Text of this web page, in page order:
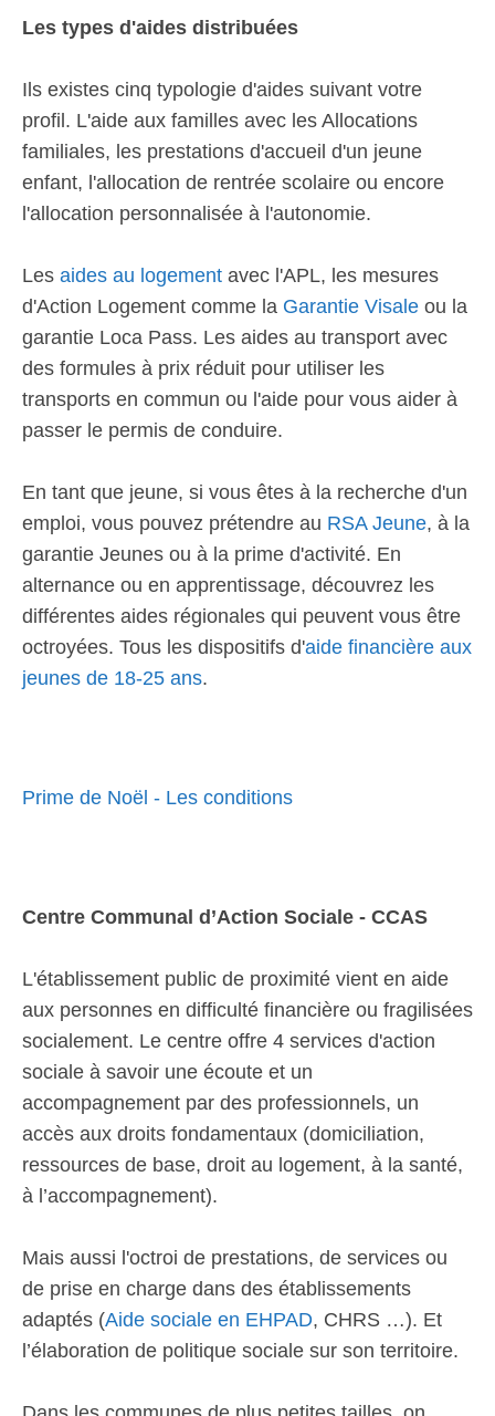
Les types d'aides distribuées
Ils existes cinq typologie d'aides suivant votre
profil. L'aide aux familles avec les Allocations
familiales, les prestations d'accueil d'un jeune
enfant, l'allocation de rentrée scolaire ou encore
l'allocation personnalisée à l'autonomie.
Les aides au logement avec l'APL, les mesures
d'Action Logement comme la Garantie Visale ou la
garantie Loca Pass. Les aides au transport avec
des formules à prix réduit pour utiliser les
transports en commun ou l'aide pour vous aider à
passer le permis de conduire.
En tant que jeune, si vous êtes à la recherche d'un
emploi, vous pouvez prétendre au RSA Jeune, à la
garantie Jeunes ou à la prime d'activité. En
alternance ou en apprentissage, découvrez les
différentes aides régionales qui peuvent vous être
octroyées. Tous les dispositifs d'aide financière aux
jeunes de 18-25 ans.
Prime de Noël - Les conditions
Centre Communal d’Action Sociale - CCAS
L'établissement public de proximité vient en aide
aux personnes en difficulté financière ou fragilisées
socialement. Le centre offre 4 services d'action
sociale à savoir une écoute et un
accompagnement par des professionnels, un
accès aux droits fondamentaux (domiciliation,
ressources de base, droit au logement, à la santé,
à l’accompagnement).
Mais aussi l'octroi de prestations, de services ou
de prise en charge dans des établissements
adaptés (Aide sociale en EHPAD, CHRS …). Et
l’élaboration de politique sociale sur son territoire.